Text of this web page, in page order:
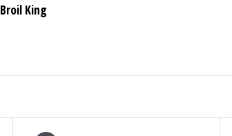
Broil King